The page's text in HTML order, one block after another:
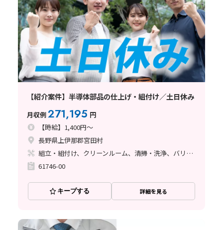
【紹介案件】半導体部品の仕上げ・組付け／土日休み
月収例271,195 円
【時給】1,400円～
長野県上伊那郡宮田村
組立・組付け、クリーンルーム、清掃・洗浄、バリ取り
61746-00
キープする 詳細を見る